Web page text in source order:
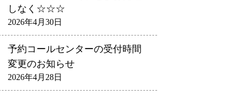
しなく☆☆☆
2026年4月30日
予約コールセンターの受付時間
変更のお知らせ
2026年4月28日